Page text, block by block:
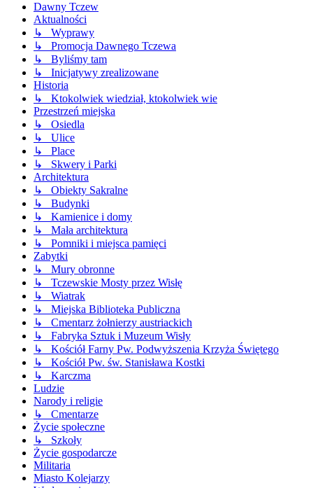
Dawny Tczew
Aktualności
↳ Wyprawy
↳ Promocja Dawnego Tczewa
↳ Byliśmy tam
↳ Inicjatywy zrealizowane
Historia
↳ Ktokolwiek wiedział, ktokolwiek wie
Przestrzeń miejska
↳ Osiedla
↳ Ulice
↳ Place
↳ Skwery i Parki
Architektura
↳ Obiekty Sakralne
↳ Budynki
↳ Kamienice i domy
↳ Mała architektura
↳ Pomniki i miejsca pamięci
Zabytki
↳ Mury obronne
↳ Tczewskie Mosty przez Wisłę
↳ Wiatrak
↳ Miejska Biblioteka Publiczna
↳ Cmentarz żołnierzy austriackich
↳ Fabryka Sztuk i Muzeum Wisły
↳ Kościół Farny Pw. Podwyższenia Krzyża Świętego
↳ Kościół Pw. św. Stanisława Kostki
↳ Karczma
Ludzie
Narody i religie
↳ Cmentarze
Życie społeczne
↳ Szkoły
Życie gospodarcze
Militaria
Miasto Kolejarzy